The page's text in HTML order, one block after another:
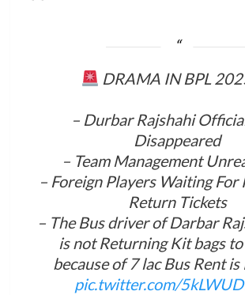
DRAMA IN BPL
– Durbar Rajshahi
Disappeared
– Team Management
– Foreign Players Waiting For
Return Tickets
– The Bus driver of Darbar
is not Returning Kit bags
because of 7 lac Bus Rent is
pic.twitter.com/